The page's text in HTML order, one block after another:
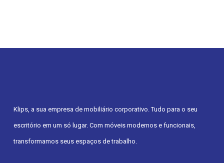
Klips, a sua empresa de mobiliário corporativo. Tudo para o seu
escritório em um só lugar. Com móveis modernos e funcionais,
transformamos seus espaços de trabalho.